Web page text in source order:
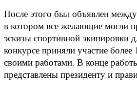
После этого был объявлен
в котором все желающие могли
эскизы спортивной экипировки
конкурсе приняли участие более
своими работами. В конце
представлены президенту и